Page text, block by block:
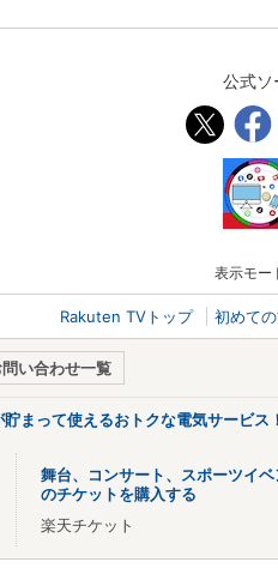
公式ソ
表示モー
Rakuten TVトップ 初めて
問い合わせ一覧
貯まって使えるおトクな電気サービス！
舞台、コンサート、スポーツイベ
のチケットを購入する
楽天チケット